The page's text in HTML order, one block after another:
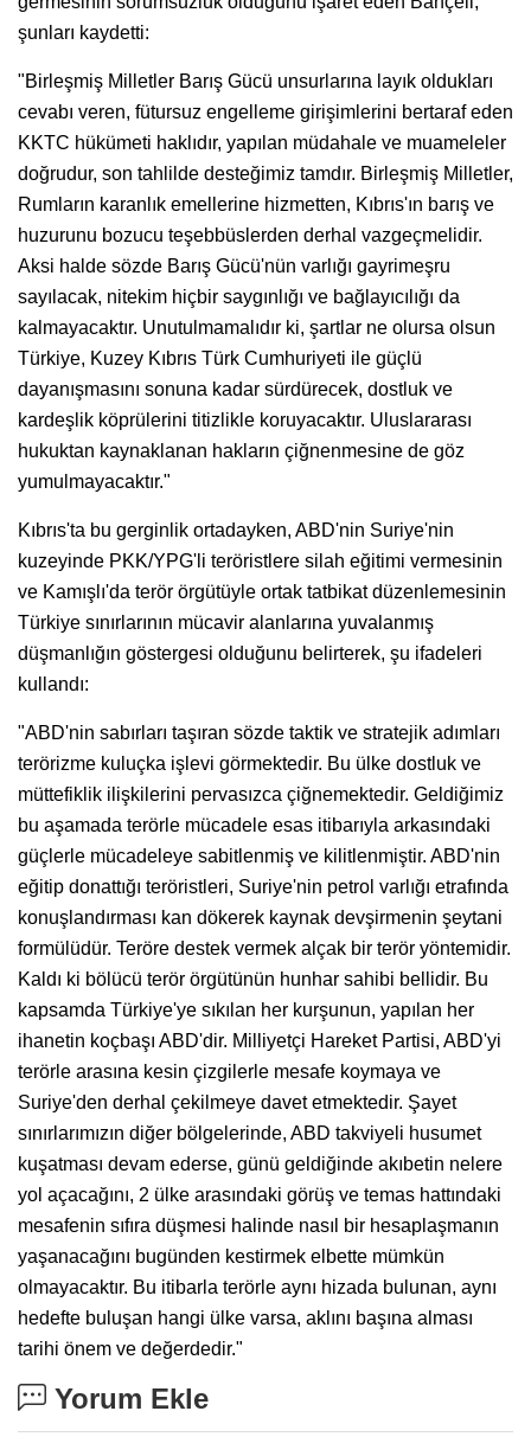
şunları kaydetti:
"Birleşmiş Milletler Barış Gücü unsurlarına layık oldukları
cevabı veren, fütursuz engelleme girişimlerini bertaraf eden
KKTC hükümeti haklıdır, yapılan müdahale ve muameleler
doğrudur, son tahlilde desteğimiz tamdır. Birleşmiş Milletler,
Rumların karanlık emellerine hizmetten, Kıbrıs'ın barış ve
huzurunu bozucu teşebbüslerden derhal vazgeçmelidir.
Aksi halde sözde Barış Gücü'nün varlığı gayrimeşru
sayılacak, nitekim hiçbir saygınlığı ve bağlayıcılığı da
kalmayacaktır. Unutulmamalıdır ki, şartlar ne olursa olsun
Türkiye, Kuzey Kıbrıs Türk Cumhuriyeti ile güçlü
dayanışmasını sonuna kadar sürdürecek, dostluk ve
kardeşlik köprülerini titizlikle koruyacaktır. Uluslararası
hukuktan kaynaklanan hakların çiğnenmesine de göz
yumulmayacaktır."
Kıbrıs'ta bu gerginlik ortadayken, ABD'nin Suriye'nin
kuzeyinde PKK/YPG'li teröristlere silah eğitimi vermesinin
ve Kamışlı'da terör örgütüyle ortak tatbikat düzenlemesinin
Türkiye sınırlarının mücavir alanlarına yuvalanmış
düşmanlığın göstergesi olduğunu belirterek, şu ifadeleri
kullandı:
"ABD'nin sabırları taşıran sözde taktik ve stratejik adımları
terörizme kuluçka işlevi görmektedir. Bu ülke dostluk ve
müttefiklik ilişkilerini pervasızca çiğnemektedir. Geldiğimiz
bu aşamada terörle mücadele esas itibarıyla arkasındaki
güçlerle mücadeleye sabitlenmiş ve kilitlenmiştir. ABD'nin
eğitip donattığı teröristleri, Suriye'nin petrol varlığı etrafında
konuşlandırması kan dökerek kaynak devşirmenin şeytani
formülüdür. Teröre destek vermek alçak bir terör yöntemidir.
Kaldı ki bölücü terör örgütünün hunhar sahibi bellidir. Bu
kapsamda Türkiye'ye sıkılan her kurşunun, yapılan her
ihanetin koçbaşı ABD'dir. Milliyetçi Hareket Partisi, ABD'yi
terörle arasına kesin çizgilerle mesafe koymaya ve
Suriye'den derhal çekilmeye davet etmektedir. Şayet
sınırlarımızın diğer bölgelerinde, ABD takviyeli husumet
kuşatması devam ederse, günü geldiğinde akıbetin nelere
yol açacağını, 2 ülke arasındaki görüş ve temas hattındaki
mesafenin sıfıra düşmesi halinde nasıl bir hesaplaşmanın
yaşanacağını bugünden kestirmek elbette mümkün
olmayacaktır. Bu itibarla terörle aynı hizada bulunan, aynı
hedefte buluşan hangi ülke varsa, aklını başına alması
tarihi önem ve değerdedir."
Yorum Ekle